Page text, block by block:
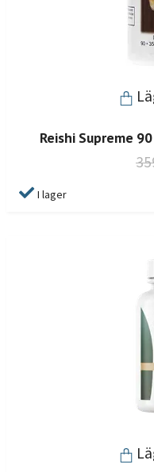
Reishi Supreme
I lager